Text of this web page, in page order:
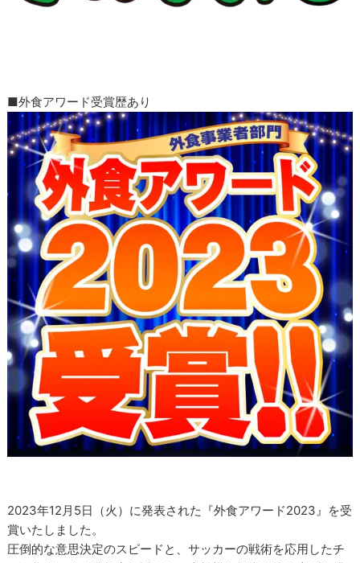
■外食アワード受賞歴あり
2023年12月5日（火）に発表された『外食アワード2023』を受
賞いたしました。
圧倒的な意思決定のスピードと、サッカーの戦術を応用したチ